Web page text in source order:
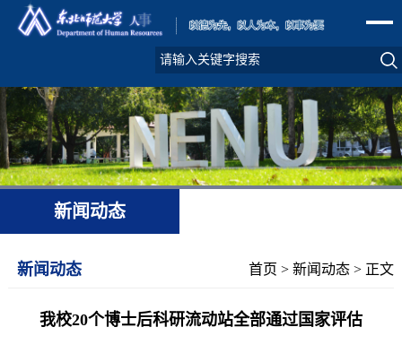
新闻动态
新闻动态 首页 >新闻动态 > 正文
我校20个博士后科研流动站全部通过国家评估